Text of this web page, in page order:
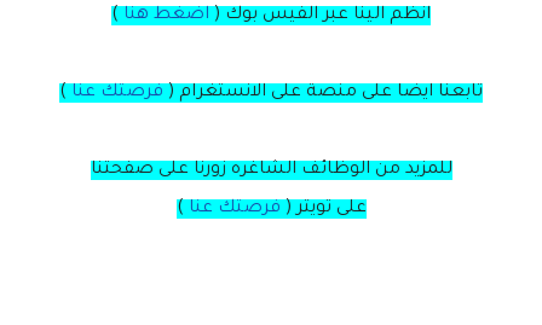
انظم الينا عبر الفيس بوك ( اضغط هنا )
تابعنا ايضا على منصة على الانستغرام ( فرصتك عنا )
للمزيد من الوظائف الشاغره زورنا على صفحتنا
على تويتر( فرصتك عنا )